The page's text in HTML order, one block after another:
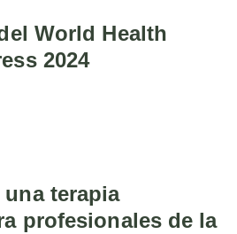
World Health
2024
una terapia
profesionales de la